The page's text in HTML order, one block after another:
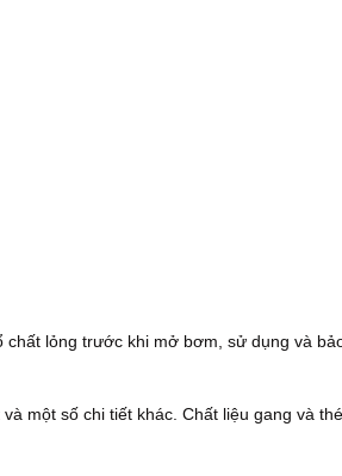
chất lỏng trước khi mở bơm, sử dụng và
một số chi tiết khác. Chất liệu gang và